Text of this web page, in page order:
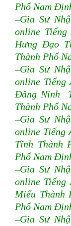
Phố Nam
–Gia Sư
online
Hưng Đạo
Thành Phố
–Gia Sư
online
Đăng Ninh
Thành Phố
–Gia Sư
online Tiếng
Tĩnh Thành
Phố Nam
–Gia Sư
online
Miếu Thành
Phố Nam
–Gia Sư